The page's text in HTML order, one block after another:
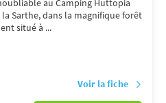
au Camping Huttopia
Sarthe, dans la magnifique forêt
situé à ...
Voir la fiche